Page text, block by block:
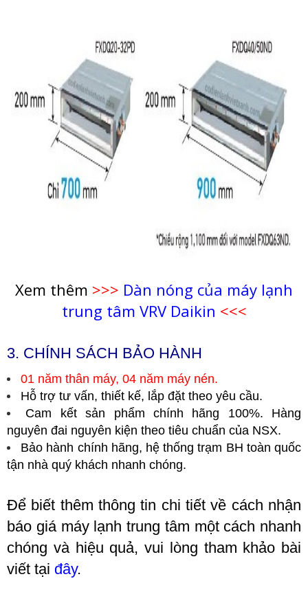
Xem thêm >>> Dàn nóng của máy lạnh
trung tâm VRV Daikin <<<
3. CHÍNH SÁCH BẢO HÀNH
01 năm thân máy, 04 năm máy nén.
Hỗ trợ tư vấn, thiết kế, lắp đặt theo yêu cầu.
Cam kết sản phẩm chính hãng 100%. Hàng
nguyên đai nguyên kiện theo tiêu chuẩn của NSX.
Bảo hành chính hãng, hệ thống trạm BH toàn quốc
tận nhà quý khách nhanh chóng.
Để biết thêm thông tin chi tiết về cách nhận
báo giá máy lạnh trung tâm một cách nhanh
chóng và hiệu quả, vui lòng tham khảo bài
viết tại đây.